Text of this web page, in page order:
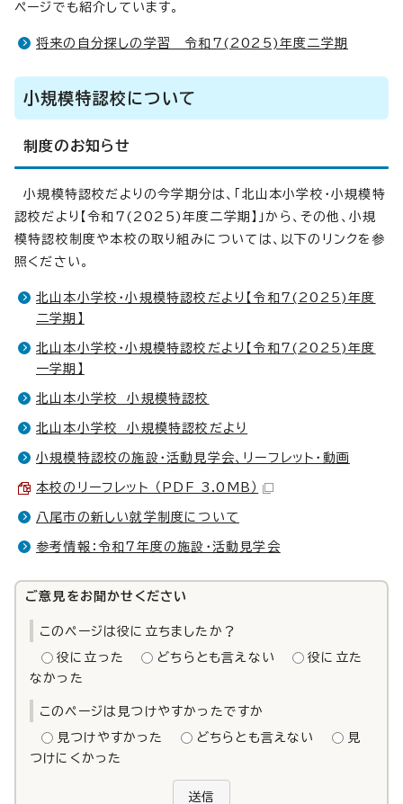
ページでも紹介しています。
将来の自分探しの学習 令和7(2025)年度二学期
小規模特認校について
制度のお知らせ
小規模特認校だよりの今学期分は、「北山本小学校・小規模特
認校だより【令和7(2025)年度二学期】」から、その他、小規
模特認校制度や本校の取り組みについては、以下のリンクを参
照ください。
北山本小学校・小規模特認校だより【令和7(2025)年度
二学期】
北山本小学校・小規模特認校だより【令和7(2025)年度
一学期】
北山本小学校 小規模特認校
北山本小学校 小規模特認校だより
小規模特認校の施設・活動見学会、リーフレット・動画
本校のリーフレット （PDF 3.0MB）
八尾市の新しい就学制度について
参考情報：令和7年度の施設・活動見学会
ご意見をお聞かせください
このページは役に立ちましたか？
役に立った どちらとも言えない
役に立た
なかった
このページは見つけやすかったですか
見つけやすかった どちらとも言えない
見
つけにくかった
送信